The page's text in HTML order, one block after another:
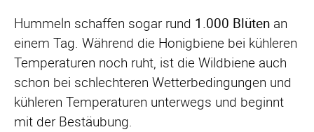
Hummeln schaffen sogar rund 1.000 Blüten an
einem Tag. Während die Honigbiene bei kühleren
Temperaturen noch ruht, ist die Wildbiene auch
schon bei schlechteren Wetterbedingungen und
kühleren Temperaturen unterwegs und beginnt
mit der Bestäubung.